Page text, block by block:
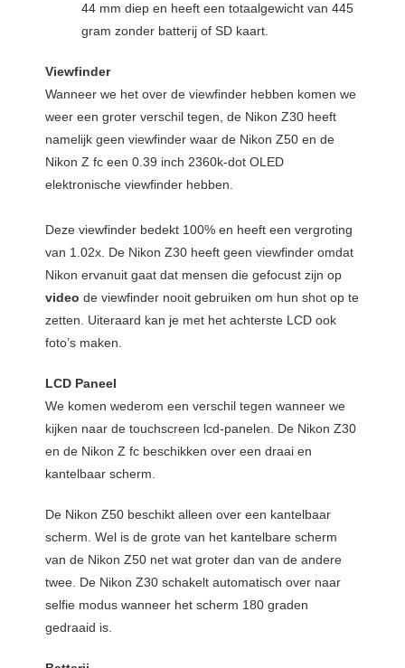
44 mm diep en heeft een totaalgewicht van 445
gram zonder batterij of SD kaart.
Viewfinder
Wanneer we het over de viewfinder hebben komen we
weer een groter verschil tegen, de Nikon Z30 heeft
namelijk geen viewfinder waar de Nikon Z50 en de
Nikon Z fc een 0.39 inch 2360k-dot OLED
elektronische viewfinder hebben.
Deze viewfinder bedekt 100% en heeft een vergroting
van 1.02x. De Nikon Z30 heeft geen viewfinder omdat
Nikon ervanuit gaat dat mensen die gefocust zijn op
video de viewfinder nooit gebruiken om hun shot op te
zetten. Uiteraard kan je met het achterste LCD ook
foto’s maken.
LCD Paneel
We komen wederom een verschil tegen wanneer we
kijken naar de touchscreen lcd-panelen. De Nikon Z30
en de Nikon Z fc beschikken over een draai en
kantelbaar scherm.
De Nikon Z50 beschikt alleen over een kantelbaar
scherm. Wel is de grote van het kantelbare scherm
van de Nikon Z50 net wat groter dan van de andere
twee. De Nikon Z30 schakelt automatisch over naar
selfie modus wanneer het scherm 180 graden
gedraaid is.